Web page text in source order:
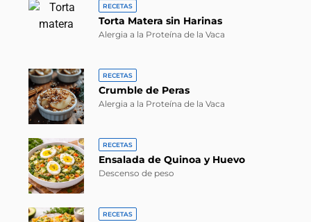
RECETAS
Torta Matera sin Harinas
Alergia a la Proteína de la Vaca
RECETAS
Crumble de Peras
Alergia a la Proteína de la Vaca
RECETAS
Ensalada de Quinoa y Huevo
Descenso de peso
RECETAS